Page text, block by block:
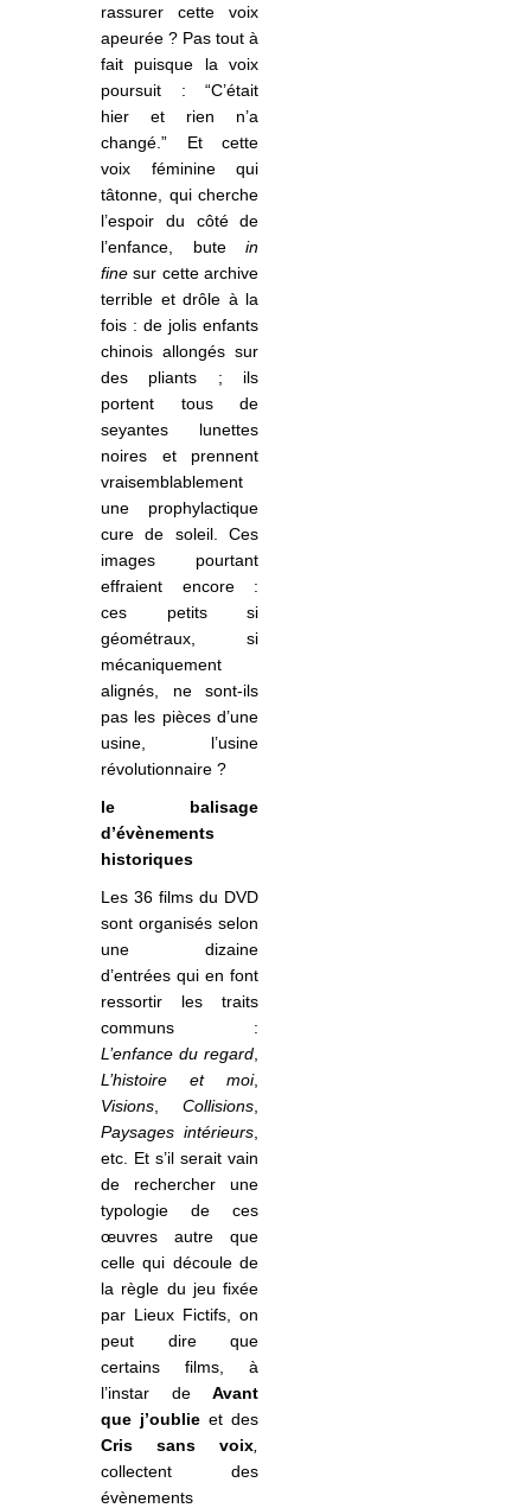
rassurer cette voix
apeurée ? Pas tout à
fait puisque la voix
poursuit : “C’était
hier et rien n’a
changé.” Et cette
voix féminine qui
tâtonne, qui cherche
l’espoir du côté de
l’enfance, butein
fine sur cette archive
terrible et drôle à la
fois : de jolis enfants
chinois allongés sur
des pliants ; ils
portent tous de
seyantes lunettes
noires et prennent
vraisemblablement
une prophylactique
cure de soleil. Ces
images pourtant
effraient encore :
ces petits si
géométraux, si
mécaniquement
alignés, ne sont-ils
pas les pièces d’une
usine, l’usine
révolutionnaire ?
le balisage
d’évènements
historiques
Les 36 films du DVD
sont organisés selon
une dizaine
d’entrées qui en font
ressortir les traits
communs :
L’enfance du regard
L’histoire et moi,
Visions ,Collisions
Paysages intérieurs
etc. Et s’il serait vain
de rechercher une
typologie de ces
œuvres autre que
celle qui découle de
la règle du jeu fixée
par Lieux Fictifs, on
peut dire que
certains films, à
l’instar deAvant
que j’oublie et des
Cris sans voix
collectent des
évènements